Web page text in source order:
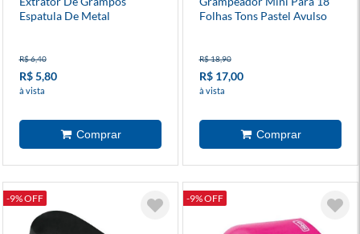
Espatula De Metal
R$ 6,40
R$ 5,80
à vista
Folhas Tons Pastel Avulso
R$ 18,90
R$ 17,00
à vista
-9% OFF -9% OFF